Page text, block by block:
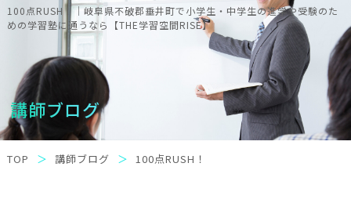
100点RUSH！｜岐阜県不破郡垂井町で小学生・中学生の進学や受験のた
めの学習塾に通うなら【THE学習空間RISE】
講師ブログ
TOP 講師ブログ 100点RUSH！